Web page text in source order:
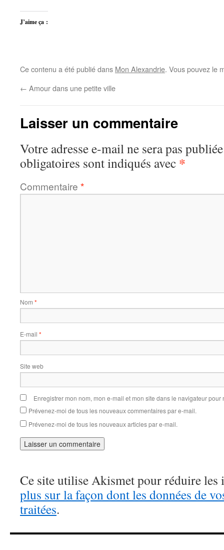
J’aime ça :
Ce contenu a été publié dans Mon Alexandrie. Vous pouvez le
← Amour dans une petite ville
Laisser un commentaire
Votre adresse e-mail ne sera pas
obligatoires sont indiqués avec *
Commentaire *
Nom *
E-mail *
Site web
Enregistrer mon nom, mon e-mail et mon site dans le navigateur
Prévenez-moi de tous les nouveaux commentaires par e-mail.
Prévenez-moi de tous les nouveaux articles par e-mail.
Ce site utilise Akismet pour réduire les
plus sur la façon dont les données de
traitées.